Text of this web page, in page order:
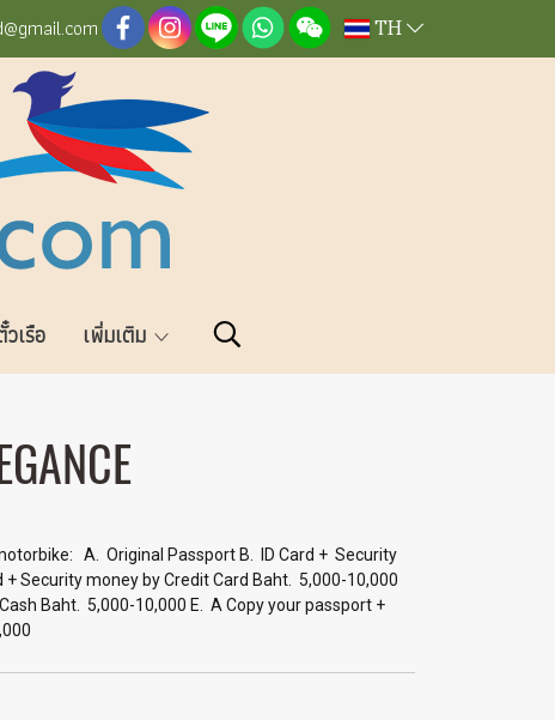
TH
เรือ
เพิ่มเติม
A. Original Passport B. ID Card + Security
Security money by Credit Card Baht. 5,000-10,000
Baht. 5,000-10,000 E. A Copy your passport +